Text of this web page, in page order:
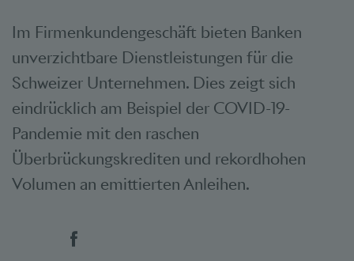
Im Firmenkundengeschäft bieten Banken
unverzichtbare Dienstleistungen für die
Schweizer Unternehmen. Dies zeigt sich
eindrücklich am Beispiel der COVID-19-
Pandemie mit den raschen
Überbrückungskrediten und rekordhohen
Volumen an emittierten Anleihen.
Social Bookmarks